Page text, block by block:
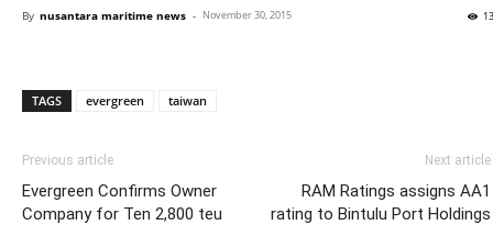
By nusantara maritime news - November 30, 2015
TAGS evergreen taiwan
Previous article
Evergreen Confirms Owner
Company for Ten 2,800 teu
Next article
RAM Ratings assigns AA1
rating to Bintulu Port Holdings